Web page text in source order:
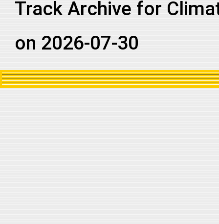
Track Archive for
on 2026-07-30